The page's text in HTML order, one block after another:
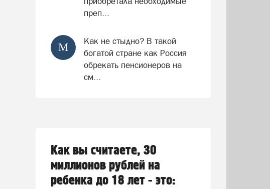
преп...
М
Как не стыдно? В такой
богатой стране как Россия
обрекать пенсионеров на
см...
Как вы считаете, 30
миллионов рублей на
ребенка до 18 лет - это: